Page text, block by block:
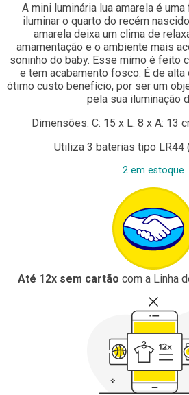
A mini luminária lua amarela é
iluminar o quarto do recém
amarela deixa um clima de
amamentação e o ambiente mais
soninho do baby. Esse mimo é feito
e tem acabamento fosco. É de
ótimo custo benefício, por ser um
pela sua iluminação
Dimensões: C: 15 x L: 8 x A: 13
Utiliza 3 baterias tipo LR44
2 em estoque
Até 12x sem cartão com a Linha